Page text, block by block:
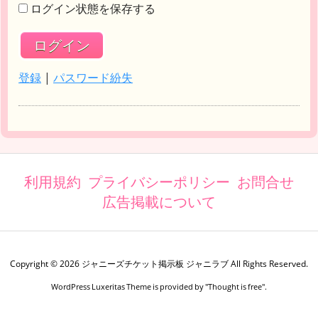
ログイン状態を保存する
登録 | パスワード紛失
利用規約 プライバシーポリシー お問合せ
広告掲載について
Copyright ©2026 ジャニーズチケット掲示板 ジャニラブAll Rights Reserved.
WordPress Luxeritas Theme is provided by "Thought is free".